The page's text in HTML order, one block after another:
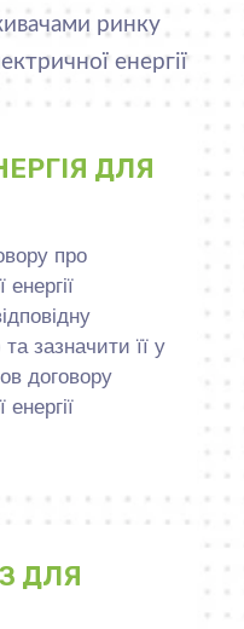
ринку
енергії
ДЛЯ
про
зазначити її у
договору
ДЛЯ